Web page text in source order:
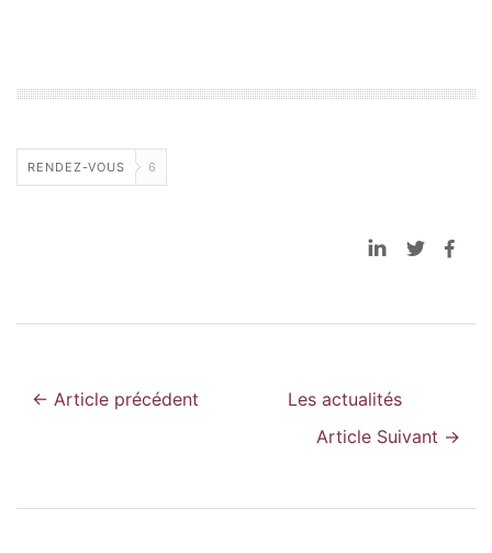
RENDEZ-VOUS 6
← Article précédent
Les actualités
Article Suivant →